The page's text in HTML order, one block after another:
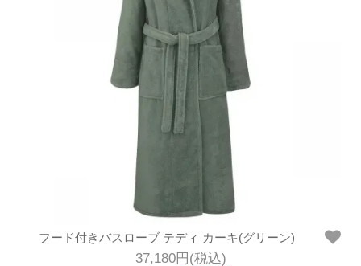
フード付きバスローブ テディ カーキ(グリーン)
37,180円(税込)